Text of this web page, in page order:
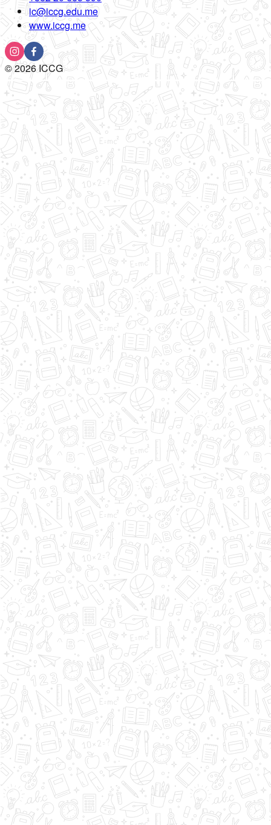
ic@iccg.edu.me
www.iccg.me
©2026ICCG